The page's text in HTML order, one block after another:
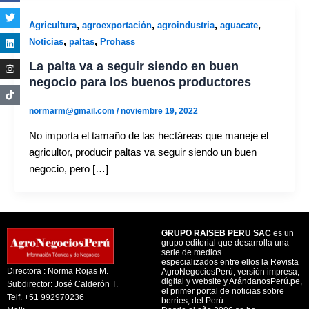
Agricultura, agroexportación, agroindustria, aguacate,
Noticias, paltas, Prohass
La palta va a seguir siendo en buen
negocio para los buenos productores
normarm@gmail.com /noviembre 19, 2022
No importa el tamaño de las hectáreas que maneje el
agricultor, producir paltas va seguir siendo un buen
negocio, pero […]
Directora : Norma Rojas M.
Subdirector: José Calderón T.
Telf. +51 992970236
GRUPO RAISEB PERU SAC es un
grupo editorial que desarrolla una
serie de medios
especializados entre ellos la Revista
AgroNegociosPerú, versión impresa,
digital y website y ArándanosPerú.pe,
el primer portal de noticias sobre
berries, del Perú